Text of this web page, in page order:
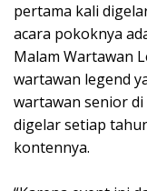
pertama kali
acara pokoknya
Malam Wartawan
wartawan legend
wartawan senior
digelar setiap
kontennya.